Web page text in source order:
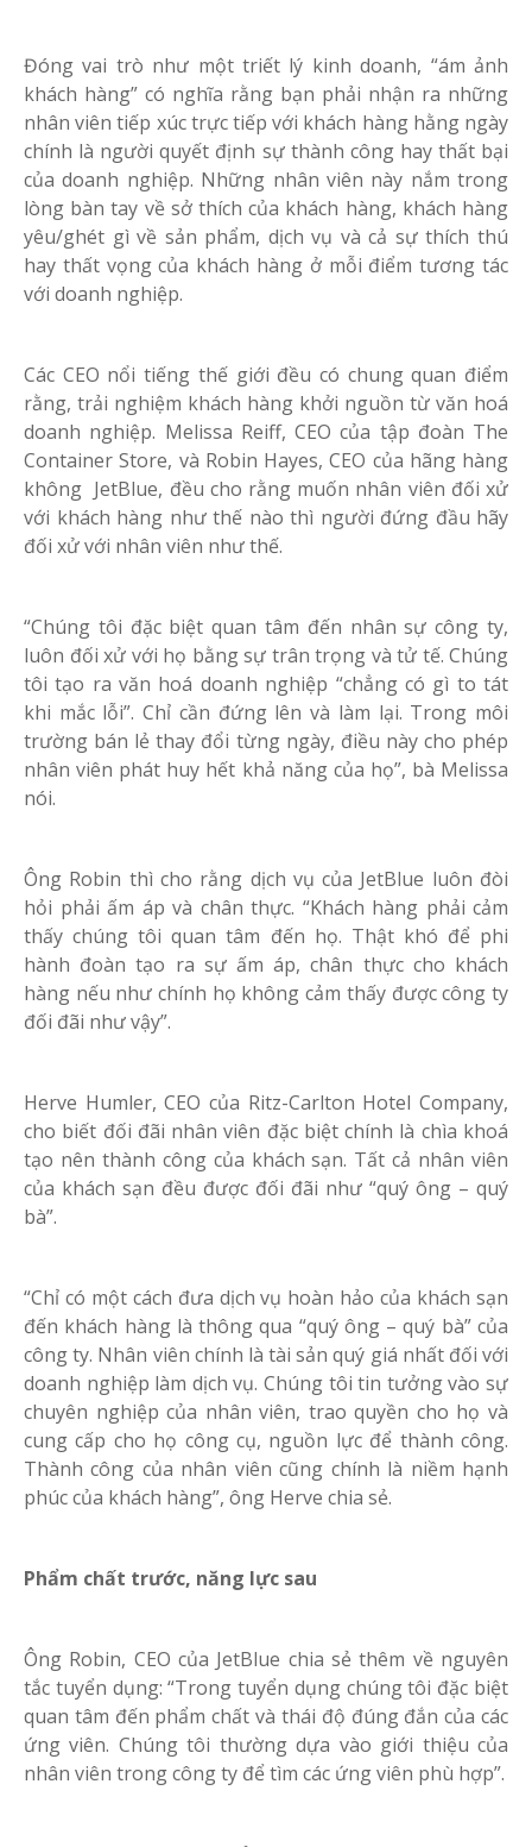
Đóng vai trò như một triết lý kinh doanh, “ám ảnh
khách hàng” có nghĩa rằng bạn phải nhận ra những
nhân viên tiếp xúc trực tiếp với khách hàng hằng ngày
chính là người quyết định sự thành công hay thất bại
của doanh nghiệp. Những nhân viên này nắm trong
lòng bàn tay về sở thích của khách hàng, khách hàng
yêu/ghét gì về sản phẩm, dịch vụ và cả sự thích thú
hay thất vọng của khách hàng ở mỗi điểm tương tác
với doanh nghiệp.
Các CEO nổi tiếng thế giới đều có chung quan điểm
rằng, trải nghiệm khách hàng khởi nguồn từ văn hoá
doanh nghiệp. Melissa Reiff, CEO của tập đoàn The
Container Store, và Robin Hayes, CEO của hãng hàng
không JetBlue, đều cho rằng muốn nhân viên đối xử
với khách hàng như thế nào thì người đứng đầu hãy
đối xử với nhân viên như thế.
“Chúng tôi đặc biệt quan tâm đến nhân sự công ty,
luôn đối xử với họ bằng sự trân trọng và tử tế. Chúng
tôi tạo ra văn hoá doanh nghiệp “chẳng có gì to tát
khi mắc lỗi”. Chỉ cần đứng lên và làm lại. Trong môi
trường bán lẻ thay đổi từng ngày, điều này cho phép
nhân viên phát huy hết khả năng của họ”, bà Melissa
nói.
Ông Robin thì cho rằng dịch vụ của JetBlue luôn đòi
hỏi phải ấm áp và chân thực. “Khách hàng phải cảm
thấy chúng tôi quan tâm đến họ. Thật khó để phi
hành đoàn tạo ra sự ấm áp, chân thực cho khách
hàng nếu như chính họ không cảm thấy được công ty
đối đãi như vậy”.
Herve Humler, CEO của Ritz-Carlton Hotel Company,
cho biết đối đãi nhân viên đặc biệt chính là chìa khoá
tạo nên thành công của khách sạn. Tất cả nhân viên
của khách sạn đều được đối đãi như “quý ông – quý
bà”.
“Chỉ có một cách đưa dịch vụ hoàn hảo của khách sạn
đến khách hàng là thông qua “quý ông – quý bà” của
công ty. Nhân viên chính là tài sản quý giá nhất đối với
doanh nghiệp làm dịch vụ. Chúng tôi tin tưởng vào sự
chuyên nghiệp của nhân viên, trao quyền cho họ và
cung cấp cho họ công cụ, nguồn lực để thành công.
Thành công của nhân viên cũng chính là niềm hạnh
phúc của khách hàng”, ông Herve chia sẻ.
Phẩm chất trước, năng lực sau
Ông Robin, CEO của JetBlue chia sẻ thêm về nguyên
tắc tuyển dụng: “Trong tuyển dụng chúng tôi đặc biệt
quan tâm đến phẩm chất và thái độ đúng đắn của các
ứng viên. Chúng tôi thường dựa vào giới thiệu của
nhân viên trong công ty để tìm các ứng viên phù hợp”.